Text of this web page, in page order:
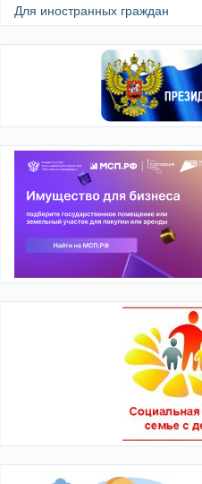
Для иностранных граждан